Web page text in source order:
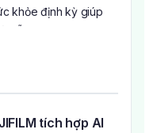
khỏe định kỳ giúp
trợ phát hiện sớm
soi tiêu hóa không
trợ bác sĩ trong quá
tích hợp AI